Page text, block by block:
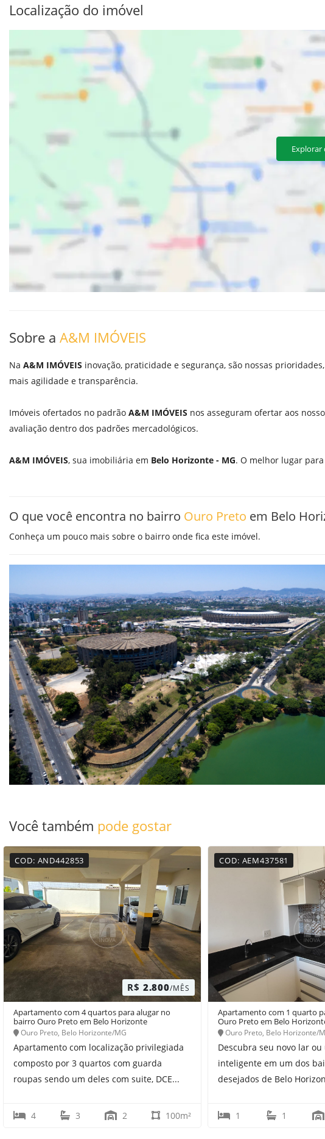
Localização do imóvel
Explorar
Sobre a A&M IMÓVEIS
Na A&M IMÓVEIS inovação, praticidade e segurança, são nossas
mais agilidade e transparência.
Imóveis ofertados no padrão A&M IMÓVEIS nos asseguram ofertar aos
avaliação dentro dos padrões mercadológicos.
A&M IMÓVEIS, sua imobiliária em Belo Horizonte - MG. O melhor lugar
O que você encontra no bairro Ouro Preto em Belo
Conheça um pouco mais sobre o bairro onde fica este imóvel.
Você também pode gostar
COD: AND442853
R$ 2.800/MÊS
Apartamento com 4 quartos para alugar no
bairro Ouro Preto em Belo Horizonte
Ouro Preto, Belo Horizonte/MG
Apartamento com localização privilegiada
composto por 3 quartos com guarda
roupas sendo um deles com suite, DCE...
4 3 2 100m²
COD: AEM437581
Apartamento com 1 quarto
Ouro Preto em Belo
Ouro Preto, Belo Horizonte/
Descubra seu novo lar
inteligente em um dos
desejados de Belo
1 1